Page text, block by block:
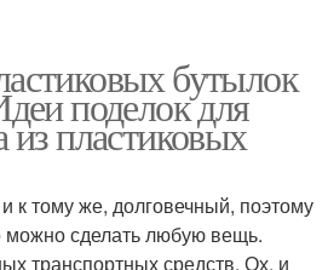
бутылок
поделок для
из пластиковых
к тому же, долговечный, поэтому
можно сделать любую вещь.
транспортных средств. Ох, и